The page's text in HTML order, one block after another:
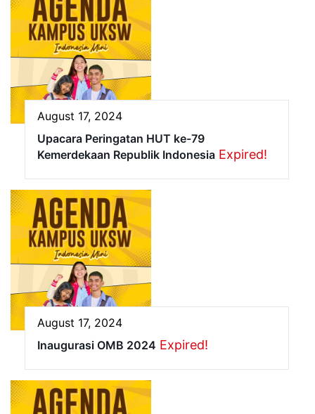
August 17, 2024
Upacara Peringatan HUT ke-79
Kemerdekaan Republik Indonesia Expired!
August 17, 2024
Inaugurasi OMB 2024 Expired!